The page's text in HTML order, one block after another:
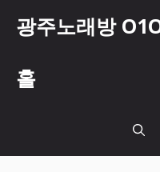
광주노래방
홀